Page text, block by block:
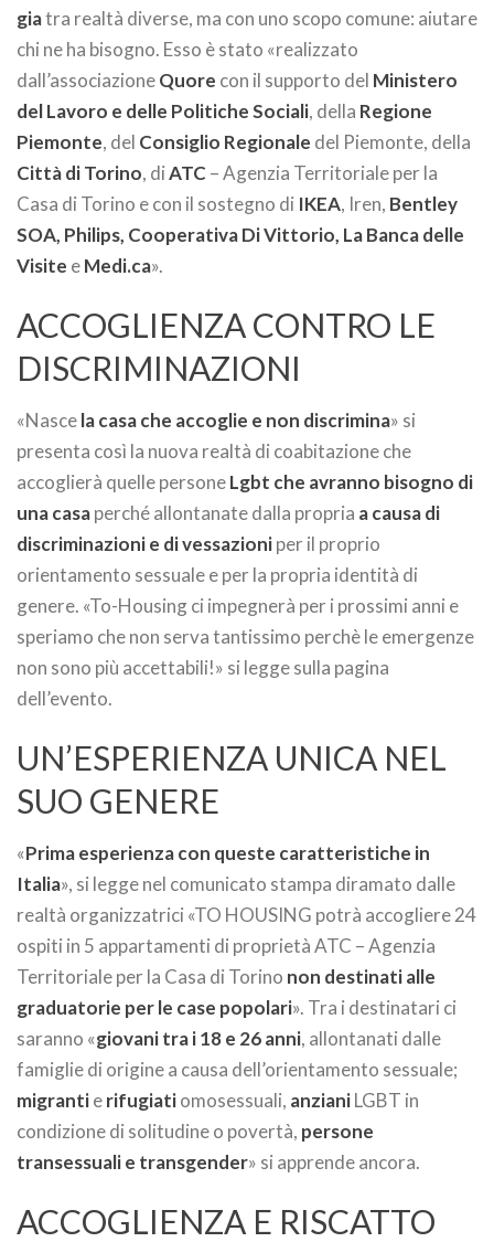
giatra realtà diverse, ma con uno scopo comune: aiutare
chi ne ha bisogno. Esso è stato «realizzato
dall’associazioneQuore con il supporto del Ministero
del Lavoro e delle Politiche Sociali, della Regione
Piemonte, del Consiglio Regionale del Piemonte, della
Città di Torino, diATC – Agenzia Territoriale per la
Casa di Torino e con il sostegno di IKEA, Iren, Bentley
SOA, Philips, Cooperativa Di Vittorio, La Banca delle
Visite eMedi.ca».
ACCOGLIENZA CONTRO LE
DISCRIMINAZIONI
«Nascela casa che accoglie e non discrimina» si
presenta così la nuova realtà di coabitazione che
accoglierà quelle personeLgbt che avranno bisogno di
una casaperché allontanate dalla propria a causa di
discriminazioni e di vessazioniper il proprio
orientamento sessuale e per la propria identità di
genere. «To-Housing ci impegnerà per i prossimi anni e
speriamo che non serva tantissimo perchè le emergenze
non sono più accettabili!» si legge sulla pagina
dell’evento.
UN’ESPERIENZA UNICA NEL
SUO GENERE
«Prima esperienza con queste caratteristiche in
Italia», si legge nel comunicato stampa diramato dalle
realtà organizzatrici «TO HOUSING potrà accogliere 24
ospiti in 5 appartamenti di proprietà ATC – Agenzia
Territoriale per la Casa di Torino non destinati alle
graduatorie per le case popolari». Tra i destinatari ci
saranno «giovani tra i 18 e 26 anni, allontanati dalle
famiglie di origine a causa dell’orientamento sessuale;
migrantierifugiatiomosessuali, anzianiLGBT in
condizione di solitudine o povertà, persone
transessuali e transgender» si apprende ancora.
ACCOGLIENZA E RISCATTO